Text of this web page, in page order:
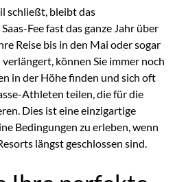
schließt, bleibt das
Fee fast das ganze Jahr über
Reise bis in den Mai oder sogar
können Sie immer noch
in der Höhe finden und sich oft
Athleten teilen, die für die
Dies ist eine einzigartige
Bedingungen zu erleben, wenn
längst geschlossen sind.